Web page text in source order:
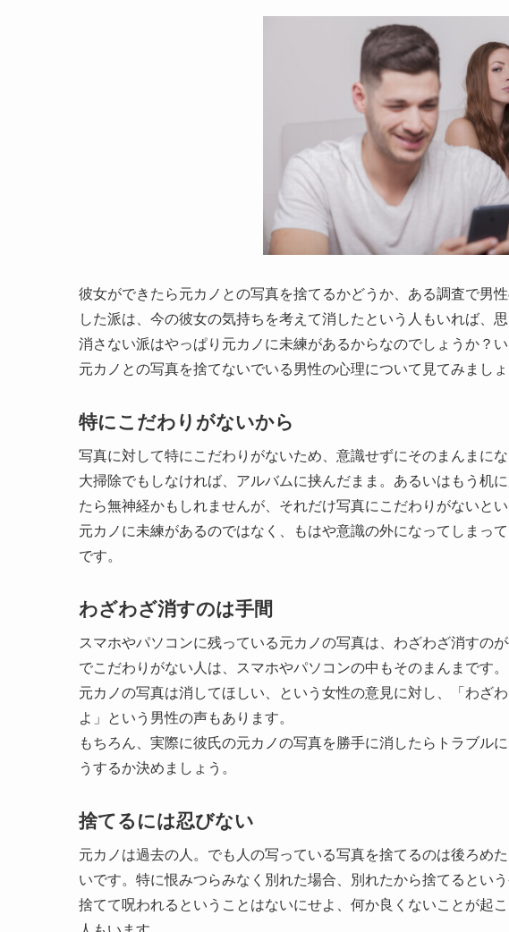
彼女ができたら元カノとの写真を捨てるかどうか、ある調査で男
した派は、今の彼女の気持ちを考えて消したという人もいれば、
消さない派はやっぱり元カノに未練があるからなのでしょうか？
元カノとの写真を捨てないでいる男性の心理について見てみましょ
特にこだわりがないから
写真に対して特にこだわりがないため、意識せずにそのまんまに
大掃除でもしなければ、アルバムに挟んだまま。あるいはもう机
たら無神経かもしれませんが、それだけ写真にこだわりがないとい
元カノに未練があるのではなく、もはや意識の外になってしまっ
です。
わざわざ消すのは手間
スマホやパソコンに残っている元カノの写真は、わざわざ消すの
でこだわりがない人は、スマホやパソコンの中もそのまんまです。
元カノの写真は消してほしい、という女性の意見に対し、「わざ
よ」という男性の声もあります。
もちろん、実際に彼氏の元カノの写真を勝手に消したらトラブル
うするか決めましょう。
捨てるには忍びない
元カノは過去の人。でも人の写っている写真を捨てるのは後ろめ
いです。特に恨みつらみなく別れた場合、別れたから捨てるとい
捨てて呪われるということはないにせよ、何か良くないことが起